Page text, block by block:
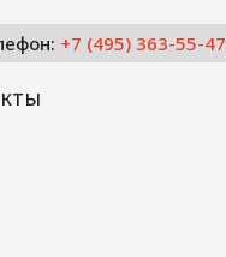
+7 (495) 363-55-47